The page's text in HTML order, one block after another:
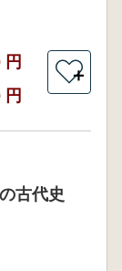
円
円
＋
古代史